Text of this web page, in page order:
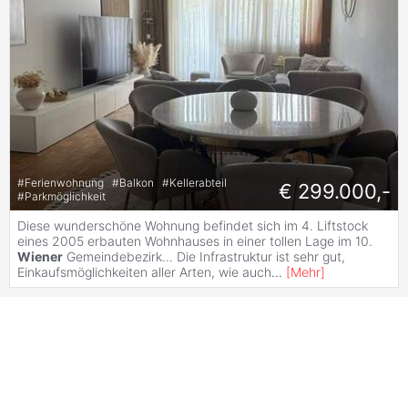
#Ferienwohnung #Balkon #Kellerabteil
#Parkmöglichkeit € 299.000,-
Diese wunderschöne Wohnung befindet sich im 4. Liftstock
eines 2005 erbauten Wohnhauses in einer tollen Lage im 10.
Wiener Gemeindebezirk... Die Infrastruktur ist sehr gut,
Einkaufsmöglichkeiten aller Arten, wie auch... [Mehr]